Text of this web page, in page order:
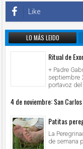
Like
LO MÁS LEIDO
Ritual de
+ Padre
septiembre
portavoz del
4 de noviembre: San
Patitas
La
de semana